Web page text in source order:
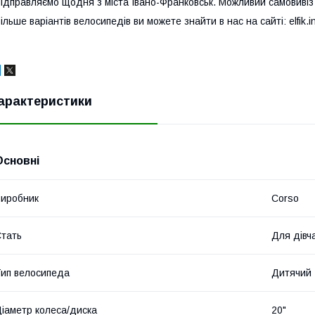
варіантів велосипедів ви можете знайти в нас на сайті:
Corso
Для
велосипеда Дитячий
колеса/диска 20"